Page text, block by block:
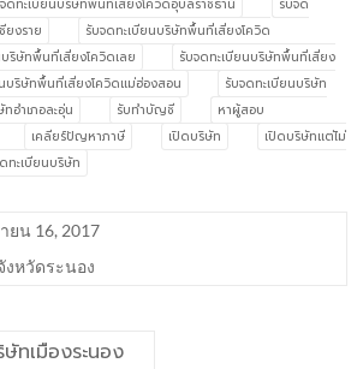
ดทะเบียนบริษัทพื้นที่เสี่ยงโควิดอุบลราชธานี
รับจด
ยงราย
รับจดทะเบียนบริษัทพื้นที่เสี่ยงโควิด
ริษัทพื้นที่เสี่ยงโควิดเลย
รับจดทะเบียนบริษัทพื้นที่เสี่ยง
บริษัทพื้นที่เสี่ยงโควิดแม่ฮ่องสอน
รับจดทะเบียนบริษัท
อำเภอละอุ่น รับทำบัญชี
หาผู้สอบ
เคลียร์ปัญหาภาษี เปิดบริษัท
เปิดบริษัทแต่ไม่
ทะเบียนบริษัท
ยน 16, 2017
หวัดระนอง
ทเมืองระนอง